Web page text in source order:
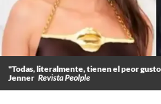
"Todas, literalmente, tienen el peor
Jenner Revista Peolple